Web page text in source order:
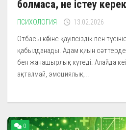
болмаса, не істеу керек
ПСИХОЛОГИЯ 13.02.2026
Отбасы көбіне қауіпсіздік пен
қабылданады. Адам қиын
бен жанашырлық күтеді. Алайда
ақталмай, эмоциялық...
0